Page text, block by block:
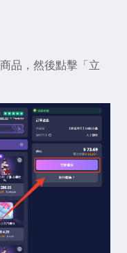
品，然後點擊「立